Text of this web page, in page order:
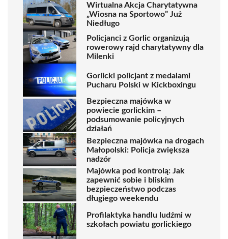
Wirtualna Akcja Charytatywna
„Wiosna na Sportowo” Już
Niedługo
Policjanci z Gorlic organizują
rowerowy rajd charytatywny dla
Milenki
Gorlicki policjant z medalami
Pucharu Polski w Kickboxingu
Bezpieczna majówka w
powiecie gorlickim –
podsumowanie policyjnych
działań
Bezpieczna majówka na drogach
Małopolski: Policja zwiększa
nadzór
Majówka pod kontrolą: Jak
zapewnić sobie i bliskim
bezpieczeństwo podczas
długiego weekendu
Profilaktyka handlu ludźmi w
szkołach powiatu gorlickiego